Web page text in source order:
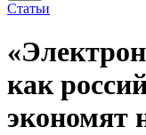
Статьи
как
экономят